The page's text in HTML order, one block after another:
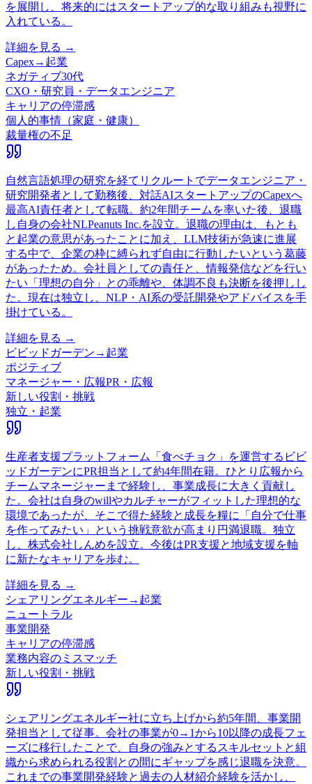
を展開し、将来的にはスタートアップ的な取り組みも視野に
入れている。
詳細を見る →
Capex→ 起業
ネガティブ30代
CXO・研究員・データエンジニア
キャリアの停滞感
個人的事情（家庭・健康）
裁量権の不足
自然言語処理の研究を経てリクルートでデータエンジニア・
研究開発者として勤務後、対話AIスタートアップのCapexへ
最高AI責任者として転職。約2年間チームを率いた後、退職
し自身の会社NLPeanuts Inc.を設立。退職の理由は、もとも
と起業の意思があったことに加え、LLM技術が急速に進展
する中で、企業の枠に縛られず自由に行動したいという葛藤
があったため。会社員としての責任と、情報発信などを行い
たい「理想の自分」との乖離や、体調不良も決断を後押しし
た。現在は独立し、NLP・AI系の受託開発やアドバイスを手
掛けている。
詳細を見る →
ビビッドガーデン → 起業
ポジティブ
マネージャー・広報PR・広報
新しい役割・挑戦
独立・起業
生産者支援プラットフォーム「食べチョク」を運営するビビ
ッドガーデンにPR担当として約4年間在籍。ひとり広報から
チームマネージャーまで経験し、事業成長に大きく貢献し
た。会社は自身のwillやカルチャーがフィットした理想的な
環境であったが、そこで得た経験と成長を糧に「自分で仕事
を作ってみたい」という挑戦意欲が高まり円満退職。独立
し、株式会社しんめを設立。今後はPR支援と地域支援を軸
に新たなキャリアを歩む。
詳細を見る →
シェアリングエネルギー → 起業
ニュートラル
事業開発
キャリアの停滞感
業務内容のミスマッチ
新しい役割・挑戦
シェアリングエネルギー社に立ち上げから約5年間、事業開
発担当として従事。会社の事業が0→1から10以降の成長フェ
ーズに移行したことで、自身の強みとするスキルセットと組
織から求められる役割との間にギャップを感じ退職を決意。
これまでの事業開発経験と過去の人材紹介経験を活かし、